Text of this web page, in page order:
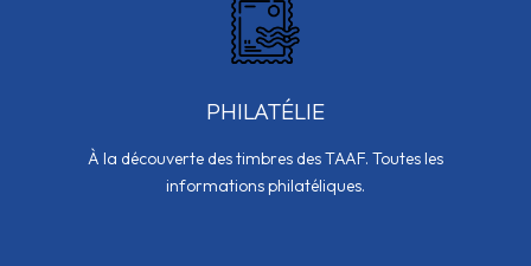
PHILATÉLIE
À la découverte des timbres des TAAF. Toutes les
informations philatéliques.